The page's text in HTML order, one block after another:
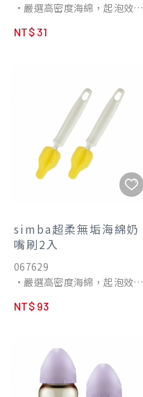
•嚴選高密度海綿，起泡效率
•3D立體貼合奶嘴，深層去
•可徹底清潔螺牙、配件等細
•可替換海綿，刷柄永續循環
使用。
NT$ 31
simba超柔無垢海綿奶
嘴刷2入
067629
•嚴選高密度海綿，起泡效率
•3D立體貼合奶嘴，深層去
嘴都適用。
•可徹底清潔螺牙、配件等細
微縫隙。
NT$ 93